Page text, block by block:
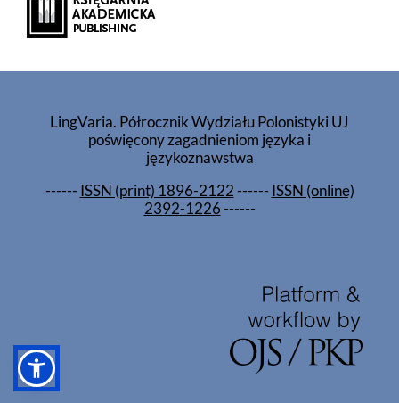
LingVaria. Półrocznik Wydziału Polonistyki UJ
poświęcony zagadnieniom języka i
językoznawstwa
------ ISSN (print) 1896-2122------ ISSN (online)
2392-1226------